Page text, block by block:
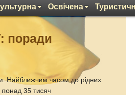
Освічена
поради
Найближчим часом до рідних
понад 35 тисяч